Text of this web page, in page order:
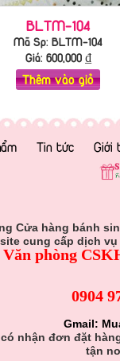
BLTM-104
Mã Sp: BLTM-104
Giá: 600,000₫
Thêm vào giỏ
Tin tức Giới
Cửa hàng bánh
cung cấp dịch
Văn phòng
0904
Gmail:
nhận đơn đặt
tận